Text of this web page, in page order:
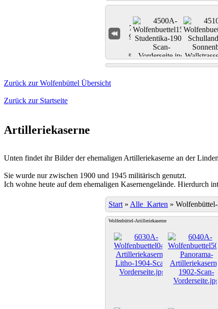
Zurück zur Wolfenbüttel Übersicht
Zurück zur Startseite
Artilleriekaserne
Unten findet ihr Bilder der ehemaligen Artilleriekaserne an der
Sie wurde nur zwischen 1900 und 1945 militärisch genutzt.
Ich wohne heute auf dem ehemaligen Kasernengelände. Hierdurch
Start» Alle_Karten »
Wolfenbüttel-Artilleriekaserne